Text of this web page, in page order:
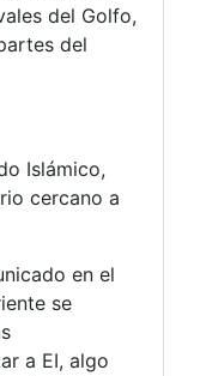
del Golfo,
del
Islámico,
cercano a
en el
se
a EI, algo